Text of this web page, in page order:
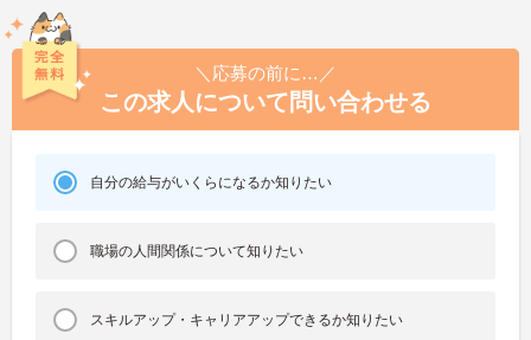
＼応募の前に…／
この求人について問い合わせる
自分の給与がいくらになるか知りたい
職場の人間関係について知りたい
スキルアップ・キャリアアップできるか知りたい